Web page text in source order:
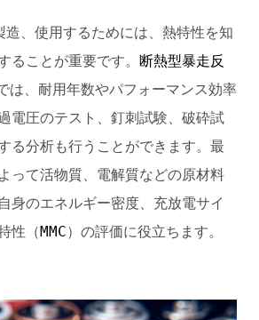
造、使用するためには、熱特性を知
ることが重要です。 断熱型暴走反
は、耐用年数やパフォーマンス効率
電圧のテスト、釘刺試験、破砕試
る分析も行うことができます。最
って活物質、電解質などの原材料
身のエネルギー密度、充放電サイ
性（MMC）の評価に役立ちます。